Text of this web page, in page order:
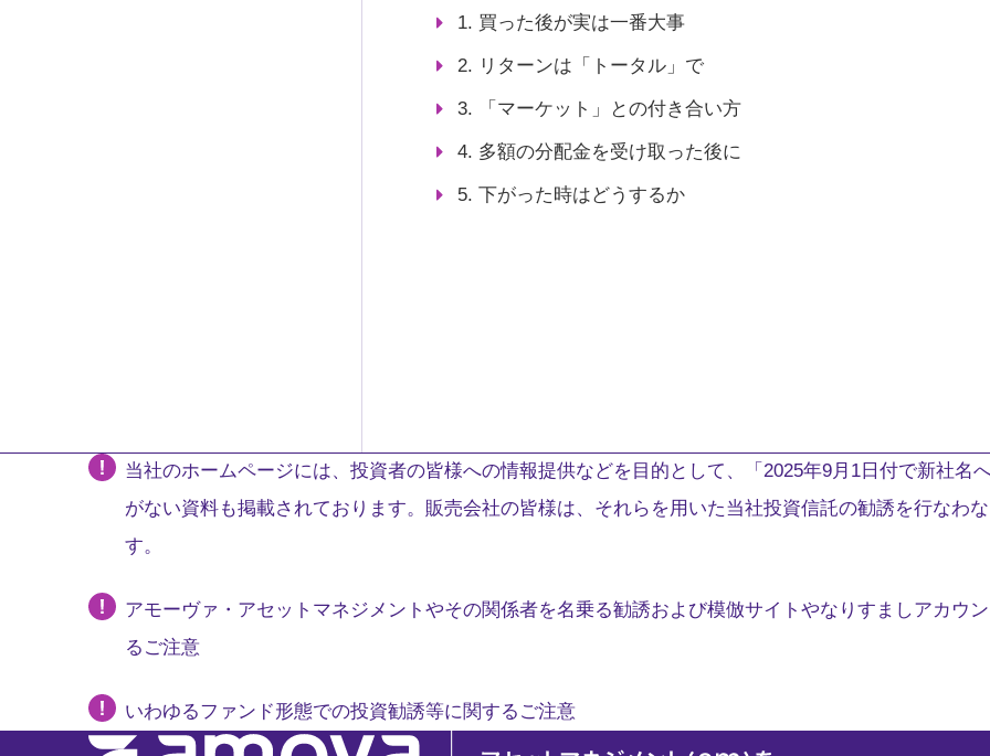
1. 買った後が実は一番大事
2. リターンは「トータル」で
3. 「マーケット」との付き合い方
4. 多額の分配金を受け取った後に
5. 下がった時はどうするか
当社のホームページには、投資者の皆様への情報提供などを目的として、「2025年9月1日付で新社名
がない資料も掲載されております。販売会社の皆様は、それらを用いた当社投資信託の勧誘を行なわ
す。
アモーヴァ・アセットマネジメントやその関係者を名乗る勧誘および模倣サイトやなりすましアカウ
るご注意
いわゆるファンド形態での投資勧誘等に関するご注意